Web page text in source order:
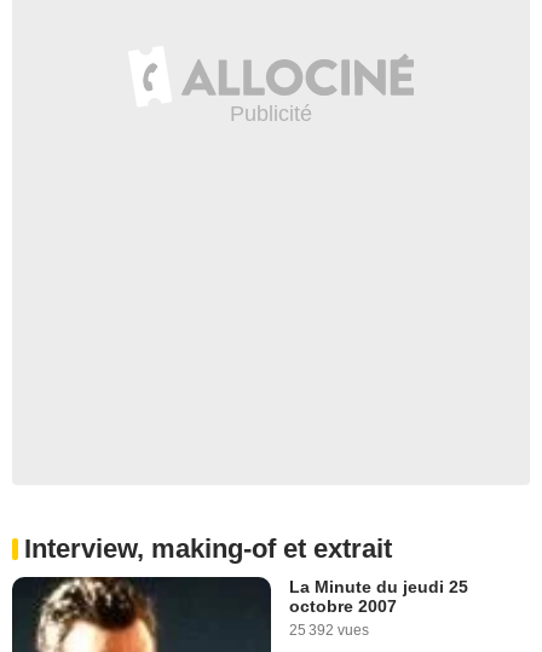
Interview, making-of et extrait
La Minute du jeudi 25
octobre 2007
25 392 vues